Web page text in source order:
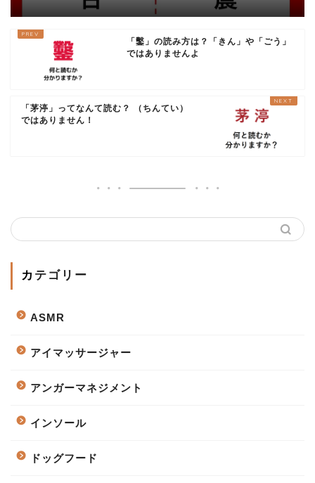
「鑿」の読み方は？「きん」や「ごう」
ではありませんよ
「茅渟」ってなんて読む？ （ちんてい）
ではありません！
カテゴリー
ASMR
アイマッサージャー
アンガーマネジメント
インソール
ドッグフード